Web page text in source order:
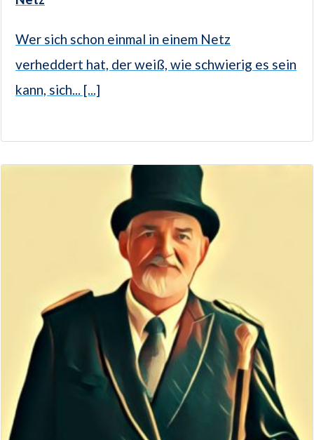
Wer sich schon einmal in einem Netz
verheddert hat, der weiß, wie schwierig es sein
kann, sich... [...]